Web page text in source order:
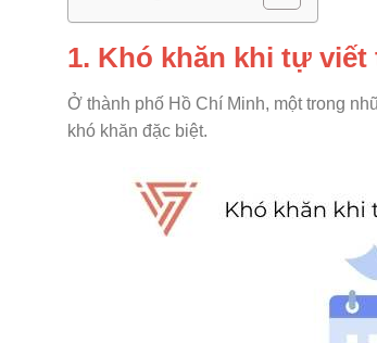
1. Khó khăn khi tự viết
Ở thành phố Hồ Chí Minh, một trong
khó khăn đặc biệt.